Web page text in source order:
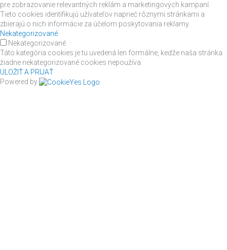
pre zobrazovanie relevantných reklám a marketingových kampaní.
Tieto cookies identifikujú užívateľov naprieč rôznymi stránkami a
zbierajú o nich informácie za účelom poskytovania reklamy.
Nekategorizované
Nekategorizované
Táto kategória cookies je tu uvedená len formálne, keďže naša stránka
žiadne nekategorizované cookies nepoužíva.
ULOŽIŤ A PRIJAŤ
Powered by